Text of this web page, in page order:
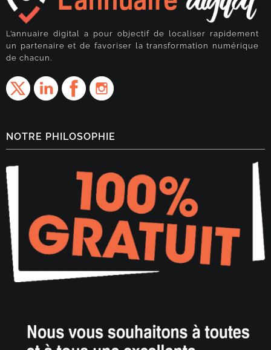
L’annuaire digital a pour objectif de localiser rapidement
un partenaire et de favoriser la transformation numérique
de chacun.
NOTRE PHILOSOPHIE